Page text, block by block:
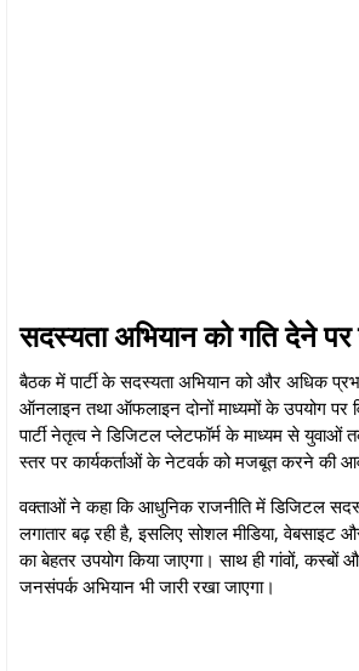
सदस्यता अभियान को गति देने पर
बैठक में पार्टी के सदस्यता अभियान को और अधिक
ऑनलाइन तथा ऑफलाइन दोनों माध्यमों के उपयोग पर
पार्टी नेतृत्व ने डिजिटल प्लेटफॉर्म के माध्यम से
स्तर पर कार्यकर्ताओं के नेटवर्क को मजबूत करने की
वक्ताओं ने कहा कि आधुनिक राजनीति में डिजिटल
लगातार बढ़ रही है, इसलिए सोशल मीडिया, वेबसाइट
का बेहतर उपयोग किया जाएगा। साथ ही गांवों, कस्बों
जनसंपर्क अभियान भी जारी रखा जाएगा।